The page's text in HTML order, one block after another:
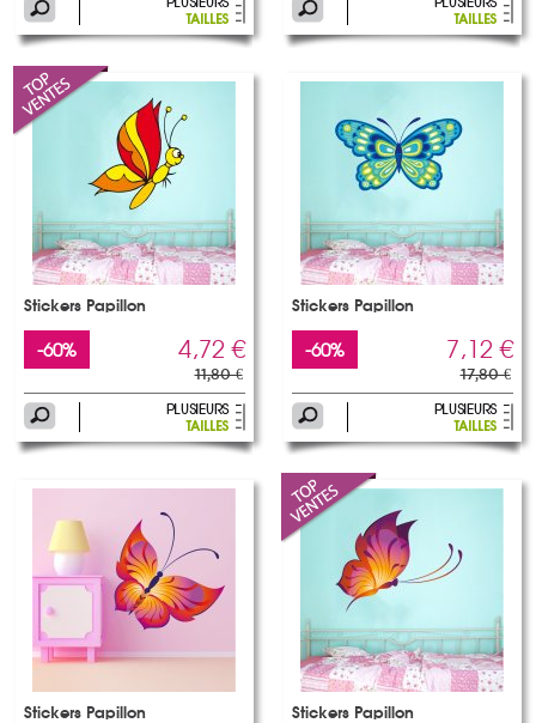
Stickers Papillon
-60% 4,72 €
11,80 €
Stickers Papillon
-60% 7,12 €
17,80 €
Stickers Papillon Stickers Papillon